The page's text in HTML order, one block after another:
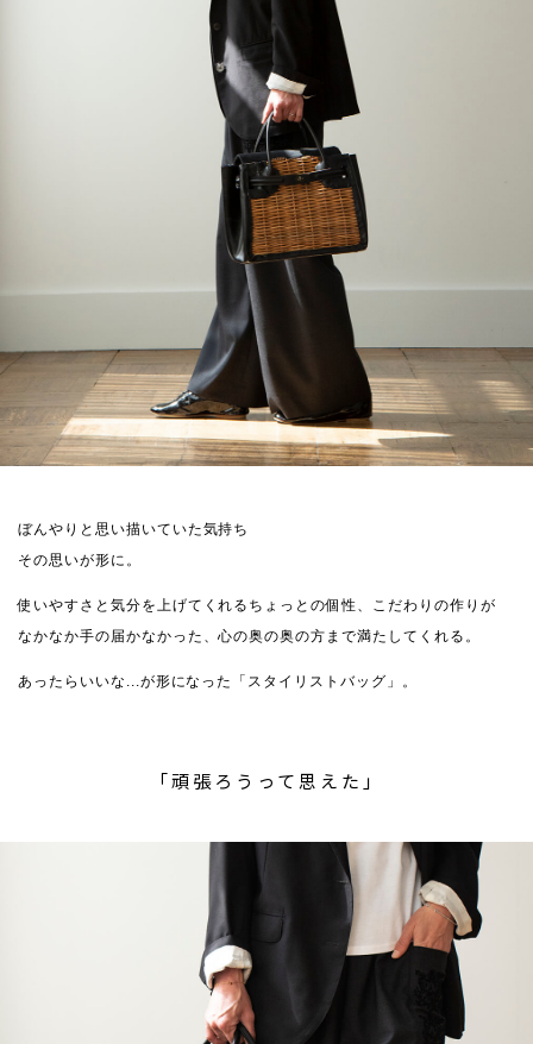
ぼんやりと思い描いていた気持ち
その思いが形に。
使いやすさと気分を上げてくれるちょっとの個性、こだわりの作りが
なかなか手の届かなかった、心の奥の奥の方まで満たしてくれる。
あったらいいな...が形になった「スタイリストバッグ」。
「頑張ろうって思えた」